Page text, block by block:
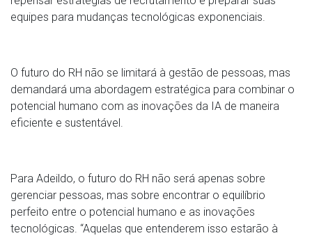
equipes para mudanças tecnológicas exponenciais.
O futuro do RH não se limitará à gestão de pessoas, mas
demandará uma abordagem estratégica para combinar o
potencial humano com as inovações da IA de maneira
eficiente e sustentável.
Para Adeildo, o futuro do RH não será apenas sobre
gerenciar pessoas, mas sobre encontrar o equilíbrio
perfeito entre o potencial humano e as inovações
tecnológicas. “Aquelas que entenderem isso estarão à